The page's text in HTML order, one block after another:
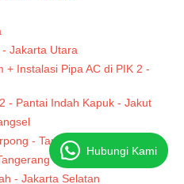
Jakarta Utara
+ Instalasi Pipa AC di PIK 2 -
- Pantai Indah Kapuk - Jakut
- Tangerang Selatan
Selatan
- Jakarta Selatan
Hubungi Kami